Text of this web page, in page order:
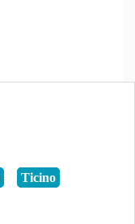
Ticino